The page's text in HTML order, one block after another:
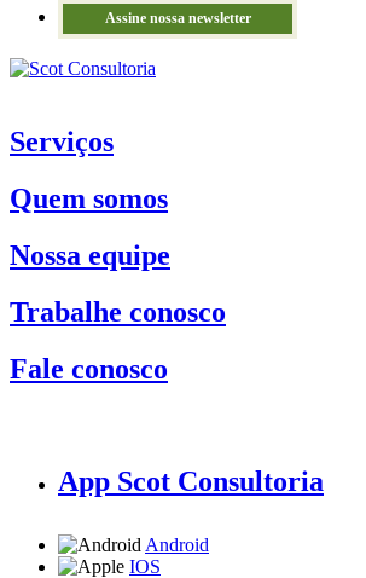
Assine nossa newsletter
Serviços
Quem somos
Nossa equipe
Trabalhe conosco
Fale conosco
App Scot Consultoria
Android
IOS